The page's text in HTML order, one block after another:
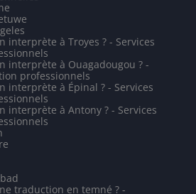
interprète à Troyes ? - Services
interprète à Ouagadougou ? -
professionnels
interprète à Épinal ? - Services
interprète à Antony ? - Services
traduction en temné ? -